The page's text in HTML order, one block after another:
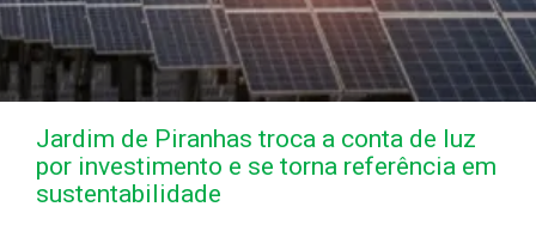
Jardim de Piranhas troca a conta de luz
por investimento e se torna referência em
sustentabilidade